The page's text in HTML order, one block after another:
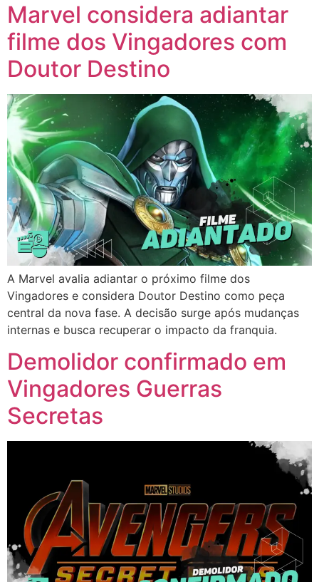
Marvel considera adiantar
filme dos Vingadores com
Doutor Destino
A Marvel avalia adiantar o próximo filme dos
Vingadores e considera Doutor Destino como peça
central da nova fase. A decisão surge após mudanças
internas e busca recuperar o impacto da franquia.
Demolidor confirmado em
Vingadores Guerras
Secretas